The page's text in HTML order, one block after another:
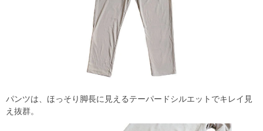
パンツは、ほっそり脚長に見えるテーパードシルエットでキレイ見
え抜群。